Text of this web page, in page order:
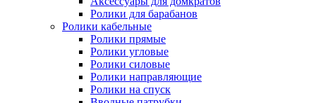
Ролики для барабанов
Ролики кабельные
Ролики прямые
Ролики угловые
Ролики силовые
Ролики направляющие
Ролики на спуск